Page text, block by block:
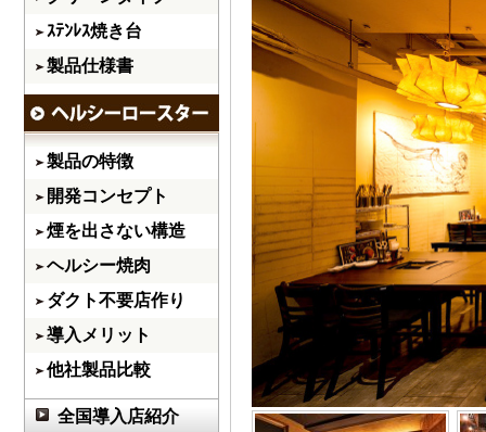
ｽﾃﾝﾚｽ焼き台
製品仕様書
製品の特徴
開発コンセプト
煙を出さない構造
ヘルシー焼肉
ダクト不要店作り
導入メリット
他社製品比較
全国導入店紹介